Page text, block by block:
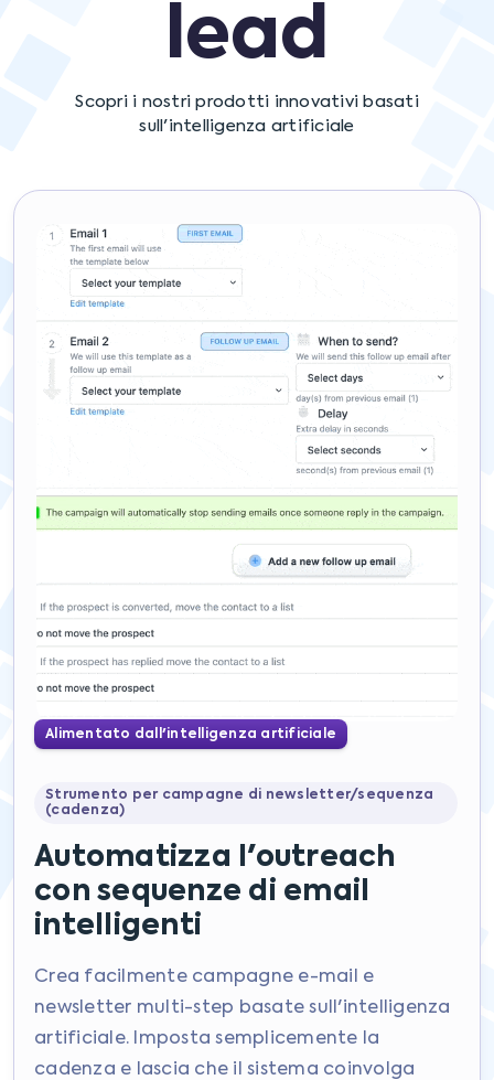
lead
Scopri i nostri prodotti innovativi basati
sull'intelligenza artificiale
Alimentato dall'intelligenza artificiale
Strumento per campagne di newsletter/sequenza
(cadenza)
Automatizza l'outreach
con sequenze di email
intelligenti
Crea facilmente campagne e-mail e
newsletter multi-step basate sull'intelligenza
artificiale. Imposta semplicemente la
cadenza e lascia che il sistema coinvolga